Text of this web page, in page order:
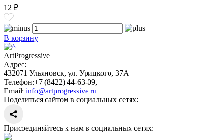
12 ₽
В корзину
ArtProgressive
Адрес:
432071 Ульяновск, ул. Урицкого, 37А
Телефон:+7 (8422) 44-63-09,
Email: info@artprogressive.ru
Поделиться сайтом в социальных сетях:
Присоединяйтесь к нам в социальных сетях: